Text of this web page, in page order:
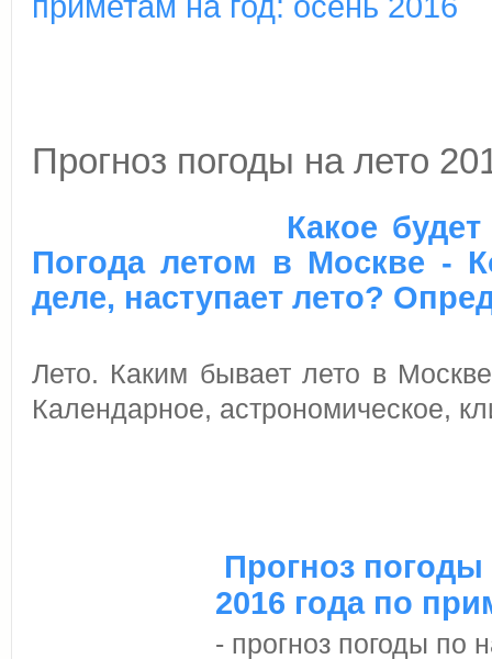
Прогноз погоды на лето
Какое
Погода летом в Москве -
деле, наступает лето?
Лето. Каким бывает лето в
Календарное, астрономическое,
Прогноз
2016 года по
- прогноз погоды по